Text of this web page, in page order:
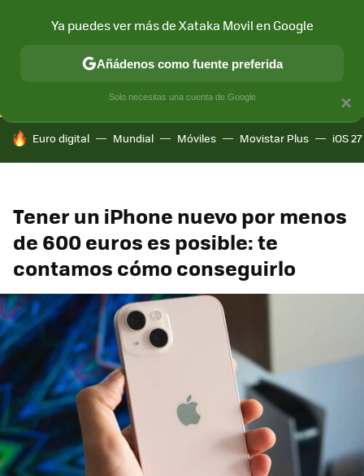
CONECTIVIDAD MÓVIL Y SOCIEDAD APLICACIONES
HOY SE HABLA DE
Euro digital Mundial Móviles Movistar Plus iOS 27
Tener un iPhone nuevo por menos
de 600 euros es posible: te
contamos cómo conseguirlo
×
Ya puedes ver más de Xataka Movil en Google
Añádenos como fuente preferida
Solo necesitas una cuenta de Google